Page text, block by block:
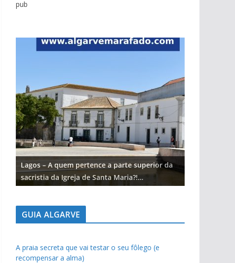
pub
Lagos – A quem pertence a parte superior da
sacristia da Igreja de Santa Maria?!…
GUIA ALGARVE
A praia secreta que vai testar o seu fôlego (e
recompensar a alma)